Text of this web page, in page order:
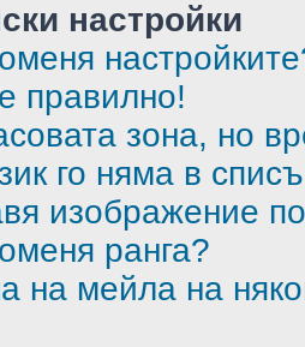
настройки
правилно!
зона, но
го няма в
изображение
ранга?
на мейла на